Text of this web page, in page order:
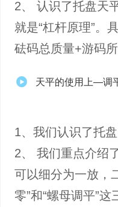
2、 认识了托盘天
就是“杠杆原理”。
砝码总质量+游码所
天平的使用上—调
1、​我们认识了托
2、 我们重点介绍
可以细分为一放，
零”和“螺母调平”这